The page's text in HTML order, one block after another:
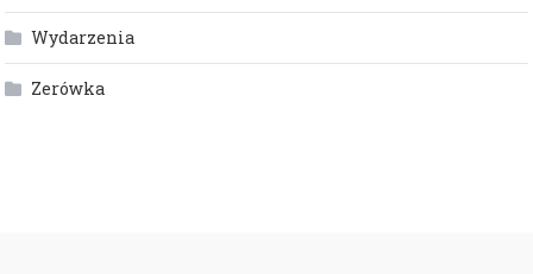
Wydarzenia
Zerówka